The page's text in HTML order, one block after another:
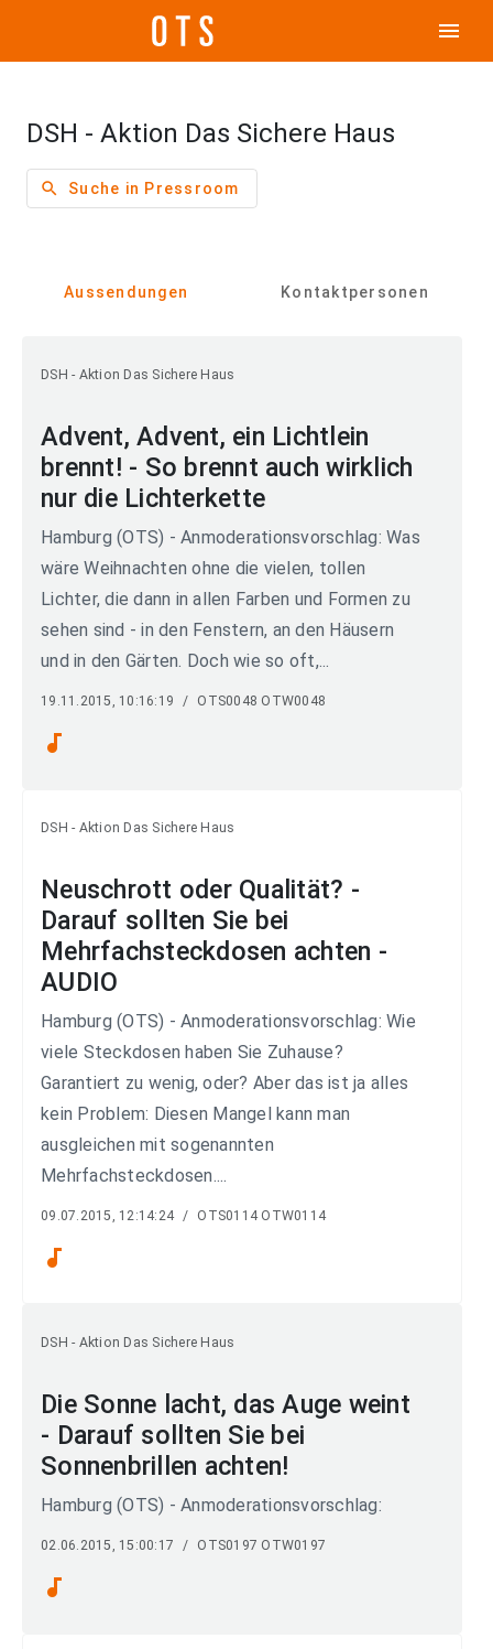
menu
DSH - Aktion Das Sichere Haus
search Suche in Pressroom
Aussendungen Kontaktpersonen
DSH - Aktion Das Sichere Haus
Advent, Advent, ein Lichtlein
brennt! - So brennt auch wirklich
nur die Lichterkette
Hamburg (OTS) - Anmoderationsvorschlag: Was
wäre Weihnachten ohne die vielen, tollen
Lichter, die dann in allen Farben und Formen zu
sehen sind - in den Fenstern, an den Häusern
und in den Gärten. Doch wie so oft,...
19.11.2015, 10:16:19 / OTS0048 OTW0048
audiotrack
DSH - Aktion Das Sichere Haus
Neuschrott oder Qualität? -
Darauf sollten Sie bei
Mehrfachsteckdosen achten -
AUDIO
Hamburg (OTS) - Anmoderationsvorschlag: Wie
viele Steckdosen haben Sie Zuhause?
Garantiert zu wenig, oder? Aber das ist ja alles
kein Problem: Diesen Mangel kann man
ausgleichen mit sogenannten
Mehrfachsteckdosen....
09.07.2015, 12:14:24 / OTS0114 OTW0114
audiotrack
DSH - Aktion Das Sichere Haus
Die Sonne lacht, das Auge weint
- Darauf sollten Sie bei
Sonnenbrillen achten!
Hamburg (OTS) - Anmoderationsvorschlag:
02.06.2015, 15:00:17 / OTS0197 OTW0197
audiotrack